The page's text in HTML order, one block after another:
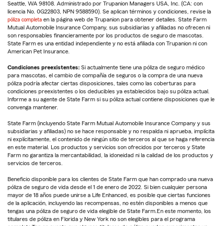
Seattle, WA 98108. Administrado por Trupanion Managers USA, Inc. (CA: con
licencia No. 0G22803, NPN 9588590). Se aplican términos y condiciones, revise la
póliza completa en la página web de Trupanion para obtener detalles. State Farm
Mutual Automobile Insurance Company, sus subsidiarias y afiliadas no ofrecen ni
son responsables financieramente por los productos de seguro de mascotas.
State Farm es una entidad independiente y no está afiliada con Trupanion ni con
American Pet Insurance.
Condiciones preexistentes: Si actualmente tiene una póliza de seguro médico
para mascotas, el cambio de compañía de seguros o la compra de una nueva
póliza podría afectar ciertas disposiciones, tales como las coberturas para
condiciones preexistentes o los deducibles ya establecidos bajo su póliza actual.
Informe a su agente de State Farm si su póliza actual contiene disposiciones que le
convenga mantener.
State Farm (incluyendo State Farm Mutual Automobile Insurance Company y sus
subsidiarias y afiliadas) no se hace responsable y no respalda ni aprueba, implícita
ni explícitamente, el contenido de ningún sitio de terceros al que se haga referencia
en este material. Los productos y servicios son ofrecidos por terceros y State
Farm no garantiza la mercantabilidad, la idoneidad ni la calidad de los productos y
servicios de terceros.
Beneficio disponible para los clientes de State Farm que han comprado una nueva
póliza de seguro de vida desde el 1 de enero de 2022. Si bien cualquier persona
mayor de 18 años puede unirse a Life Enhanced, es posible que ciertas funciones
de la aplicación, incluyendo las recompensas, no estén disponibles a menos que
tengas una póliza de seguro de vida elegible de State Farm.En este momento, los
titulares de póliza en Florida y New York no son elegibles para el programa